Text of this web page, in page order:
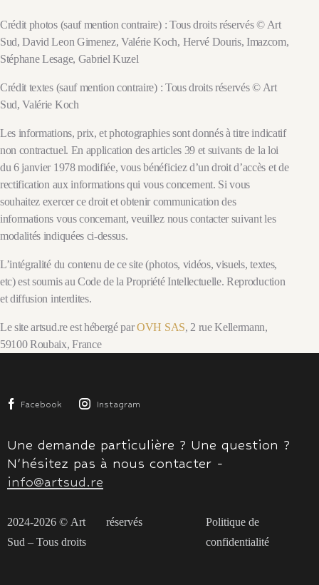
Crédit photos (sauf mention contraire) : Tous droits réservés © Art
Sud, David Leon Gimenez, Valérie Koch, Hervé Douris, Imazcom,
Stéphane Lesage, Gabriel Kuzel
Crédit textes (sauf mention contraire) : Tous droits réservés © Art
Sud, Valérie Koch
Les informations, prix, et photographies sont donnés à titre indicatif
non contractuel. En application des articles 39 et suivants de la loi
du 6 janvier 1978 modifiée, vous bénéficiez d’un droit d’accès et de
rectification aux informations qui vous concernent. Si vous
souhaitez exercer ce droit et obtenir communication des
informations vous concernant, veuillez nous contacter suivant les
modalités indiquées ci-dessus.
L’intégralité du contenu de ce site (photos, vidéos, visuels, textes,
etc) est soumis au Code de la Propriété Intellectuelle. Reproduction
et diffusion interdites.
Le site artsud.re est hébergé parOVH SAS, 2 rue Kellermann,
59100 Roubaix, France
Facebook Instagram
Une demande particulière ? Une question ?
N'hésitez pas à nous contacter -
info@artsud.re
2024-2026 © Art
Sud – Tous droits
réservés
Politique de
confidentialité